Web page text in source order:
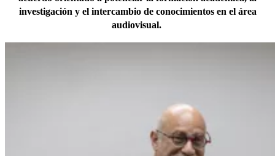
investigación y el intercambio de conocimientos en el área
audiovisual.